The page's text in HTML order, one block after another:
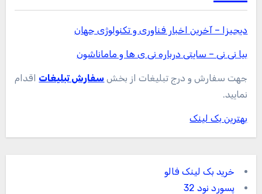
دیجیزا – آخرین اخبار فناوری و تکنولوژی جهان
بیا نی نی – سایتی درباره نی ی ها و ماماناشون
جهت سفارش و درج تبلیغات از بخش سفارش تبلیغات اقدام
نمایید.
بهترین بک لینک
خرید بک لینک فالو
پسورد نود 32